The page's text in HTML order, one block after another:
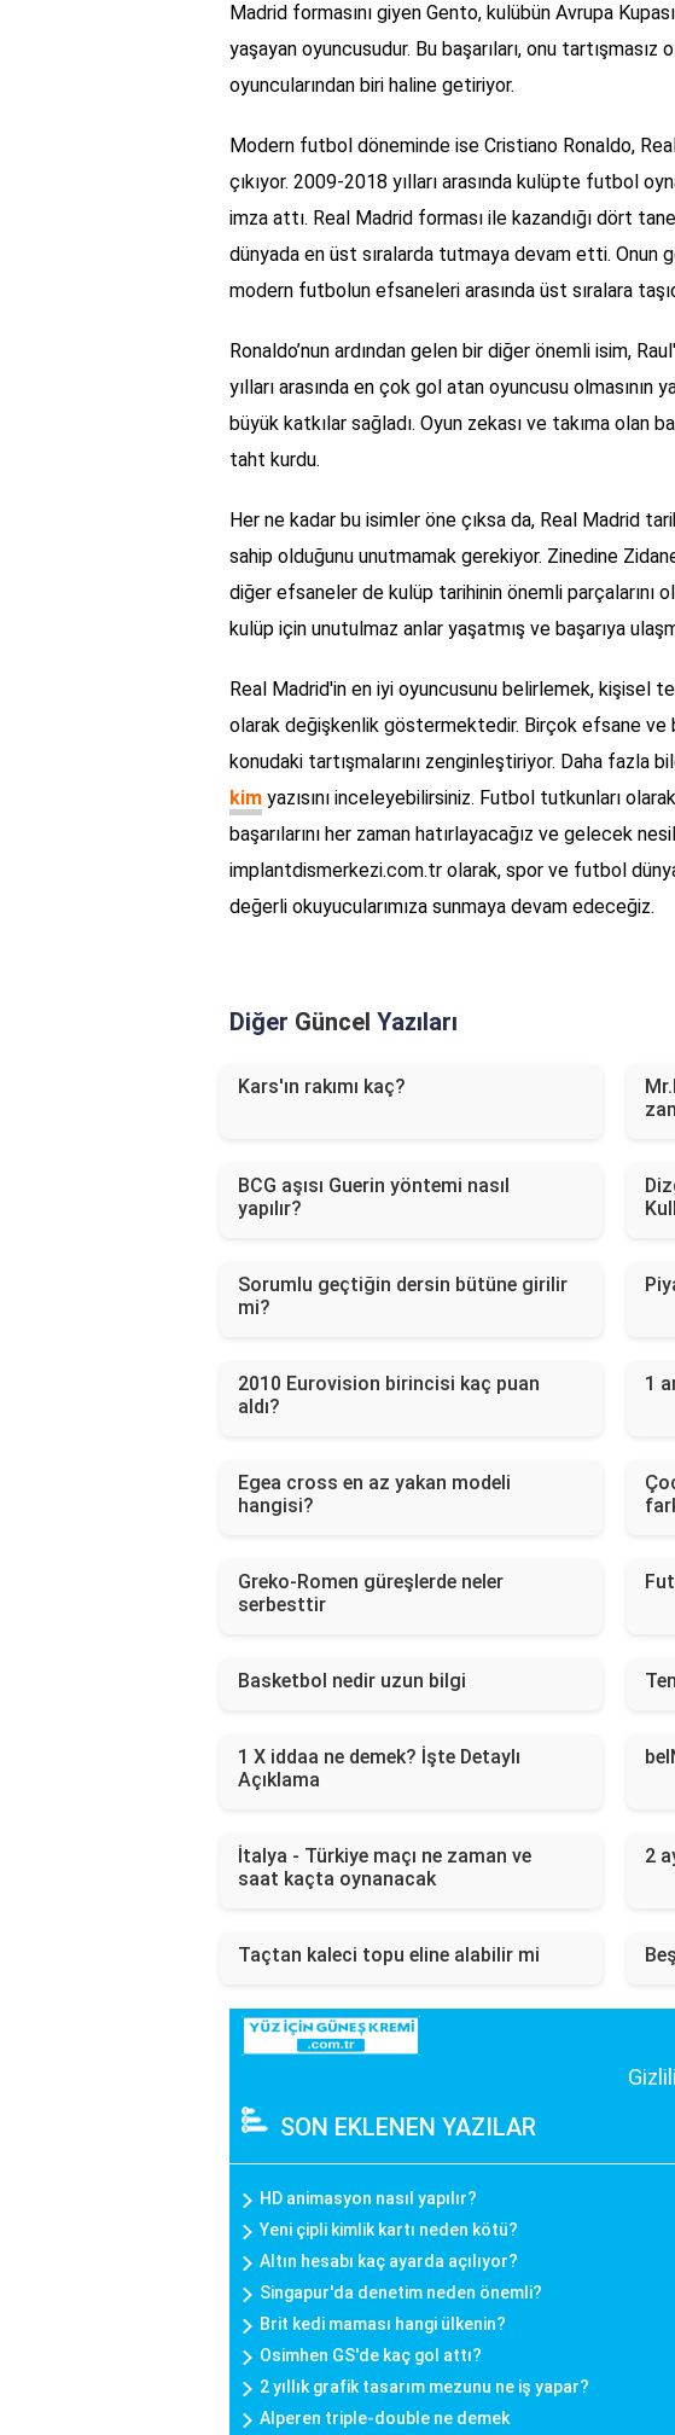
Madrid formasını giyen Gento, kulübün Avrupa
yaşayan oyuncusudur. Bu başarıları, onu
oyuncularından biri haline getiriyor.
Modern futbol döneminde ise Cristiano Ronaldo,
çıkıyor. 2009-2018 yılları arasında kulüpte futbol
imza attı. Real Madrid forması ile kazandığı dört
dünyada en üst sıralarda tutmaya devam etti. Onun
modern futbolun efsaneleri arasında üst sıralara
Ronaldo’nun ardından gelen bir diğer önemli isim,
yılları arasında en çok gol atan oyuncusu olmasının
büyük katkılar sağladı. Oyun zekası ve takıma olan
taht kurdu.
Her ne kadar bu isimler öne çıksa da, Real Madrid
sahip olduğunu unutmamak gerekiyor. Zinedine
diğer efsaneler de kulüp tarihinin önemli parçalarını
kulüp için unutulmaz anlar yaşatmış ve başarıya
Real Madrid'in en iyi oyuncusunu belirlemek, kişisel
olarak değişkenlik göstermektedir. Birçok efsane ve
konudaki tartışmalarını zenginleştiriyor. Daha fazla
kim yazısını inceleyebilirsiniz. Futbol tutkunları
başarılarını her zaman hatırlayacağız ve gelecek
implantdismerkezi.com.tr olarak, spor ve futbol
değerli okuyucularımıza sunmaya devam edeceğiz.
Diğer Güncel Yazıları
Kars'ın rakımı kaç?
BCG aşısı Guerin yöntemi nasıl
yapılır?
Sorumlu geçtiğin dersin bütüne girilir
mi?
2010 Eurovision birincisi kaç puan
aldı?
1
Egea cross en az yakan modeli
hangisi?
Greko-Romen güreşlerde neler
serbesttir
Basketbol nedir uzun bilgi
1 X iddaa ne demek? İşte Detaylı
Açıklama
İtalya - Türkiye maçı ne zaman ve
saat kaçta oynanacak
2
Taçtan kaleci topu eline alabilir mi
SON EKLENEN YAZILAR
HD animasyon nasıl yapılır?
Yeni çipli kimlik kartı neden kötü?
Altın hesabı kaç ayarda açılıyor?
Singapur'da denetim neden önemli?
Brit kedi maması hangi ülkenin?
Osimhen GS'de kaç gol attı?
2 yıllık grafik tasarım mezunu ne iş yapar?
Alperen triple-double ne demek